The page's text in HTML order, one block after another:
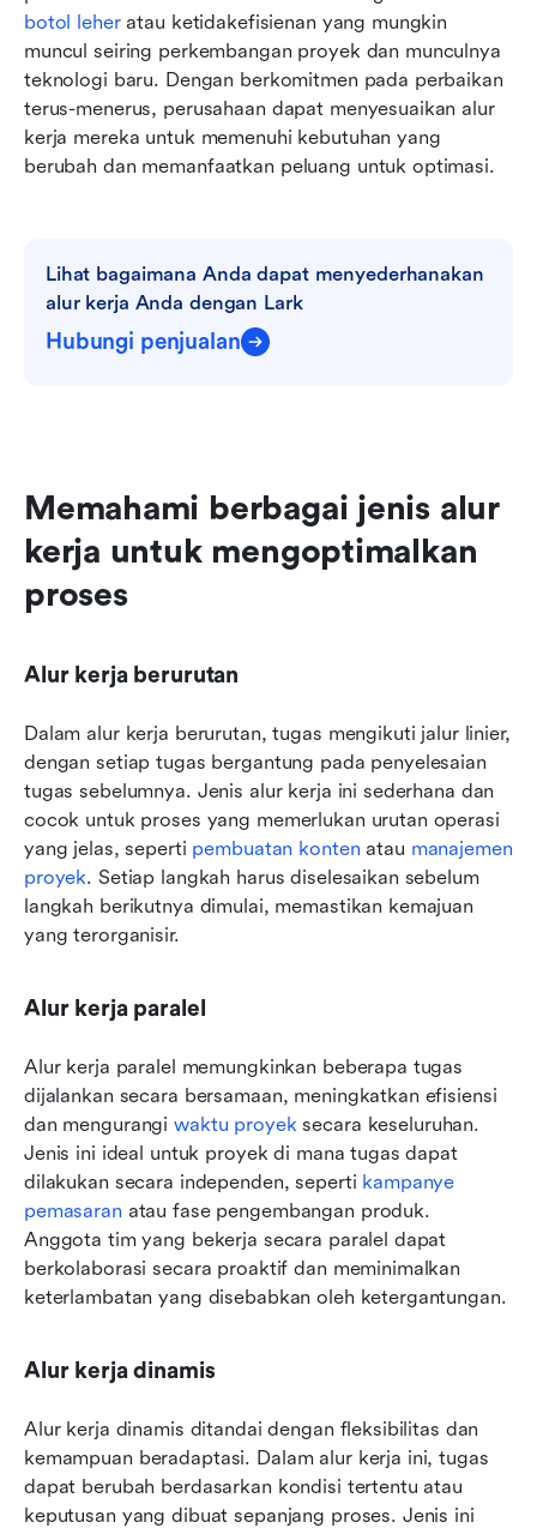
botol leher atau ketidakefisienan yang mungkin
muncul seiring perkembangan proyek dan munculnya
teknologi baru. Dengan berkomitmen pada perbaikan
terus-menerus, perusahaan dapat menyesuaikan alur
kerja mereka untuk memenuhi kebutuhan yang
berubah dan memanfaatkan peluang untuk optimasi.
Lihat bagaimana Anda dapat menyederhanakan
alur kerja Anda dengan Lark
Hubungi penjualan
Memahami berbagai jenis alur
kerja untuk mengoptimalkan
proses
Alur kerja berurutan
Dalam alur kerja berurutan, tugas mengikuti jalur linier,
dengan setiap tugas bergantung pada penyelesaian
tugas sebelumnya. Jenis alur kerja ini sederhana dan
cocok untuk proses yang memerlukan urutan operasi
yang jelas, seperti pembuatan konten atau manajemen
proyek. Setiap langkah harus diselesaikan sebelum
langkah berikutnya dimulai, memastikan kemajuan
yang terorganisir.
Alur kerja paralel
Alur kerja paralel memungkinkan beberapa tugas
dijalankan secara bersamaan, meningkatkan efisiensi
dan mengurangi waktu proyek secara keseluruhan.
Jenis ini ideal untuk proyek di mana tugas dapat
dilakukan secara independen, seperti kampanye
pemasaran atau fase pengembangan produk.
Anggota tim yang bekerja secara paralel dapat
berkolaborasi secara proaktif dan meminimalkan
keterlambatan yang disebabkan oleh ketergantungan.
Alur kerja dinamis
Alur kerja dinamis ditandai dengan fleksibilitas dan
kemampuan beradaptasi. Dalam alur kerja ini, tugas
dapat berubah berdasarkan kondisi tertentu atau
keputusan yang dibuat sepanjang proses. Jenis ini